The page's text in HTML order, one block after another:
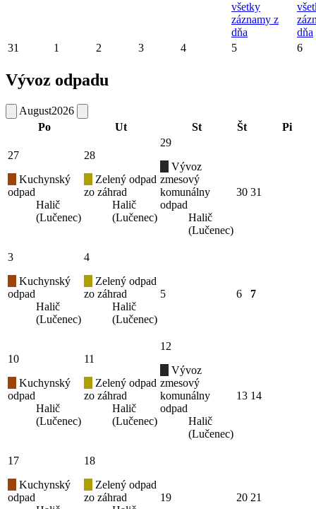
všetky
záznamy z
dňa
dňa
31
1 2 3 4 5 6
Vývoz odpadu
August2026
Po
Ut St Št Pi
27
Kuchynský
odpad
Halič
(Lučenec)
28
Zelený odpad
zo záhrad
Halič
(Lučenec)
29
Vývoz
zmesový
komunálny
odpad
Halič
(Lučenec)
30 31
3
Kuchynský
odpad
Halič
(Lučenec)
4
Zelený odpad
zo záhrad
Halič
(Lučenec)
5 6 7
10
Kuchynský
odpad
Halič
(Lučenec)
11
Zelený odpad
zo záhrad
Halič
(Lučenec)
12
Vývoz
zmesový
komunálny
odpad
Halič
(Lučenec)
13 14
17
Kuchynský
odpad
18
Zelený odpad
zo záhrad
19 20 21